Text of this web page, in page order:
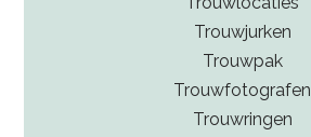
Trouwjurken
Trouwpak
Trouwfotografen
Trouwringen